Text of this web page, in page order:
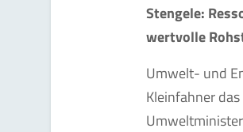
Stengele:
wertvolle
Umwelt- und
Kleinfahner